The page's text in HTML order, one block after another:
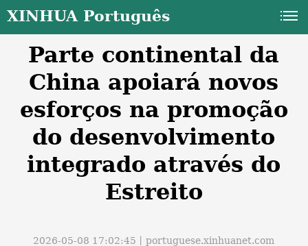
XINHUA Português
Parte continental da
China apoiará novos
esforços na promoção
do desenvolvimento
integrado através do
Estreito
2026-05-08 17:02:45丨portuguese.xinhuanet.com